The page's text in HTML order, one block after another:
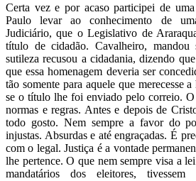
Certa vez e por acaso participei de
Paulo levar ao conhecimento de
Judiciário, que o Legislativo de
título de cidadão. Cavalheiro,
sutileza recusou a cidadania, dizendo
que essa homenagem deveria ser
tão somente para aquele que merecesse
se o título lhe foi enviado pelo correio.
normas e regras. Antes e depois de
todo gosto. Nem sempre a favor do
injustas. Absurdas e até engraçadas. É
com o legal. Justiça é a vontade
lhe pertence. O que nem sempre visa a
mandatários dos eleitores,